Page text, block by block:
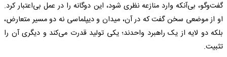
گفت‌وگو، بی‌آنکه وارد منازعه نظری شود، این دوگانه را در عمل بی‌اعتبار کرد.
او از موضعی سخن گفت که در آن، میدان و دیپلماسی نه دو مسیر متعارض،
بلکه دو لایه از یک راهبرد واحدند؛ یکی تولید قدرت می‌کند و دیگری آن را
تثبیت.